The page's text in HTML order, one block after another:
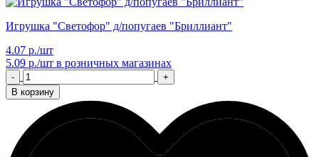
Игрушка "Светофор" д/попугаев "Бриллиант"
4.07 р./шт
5.09 р./шт в розничных магазинах
-
+
В корзину